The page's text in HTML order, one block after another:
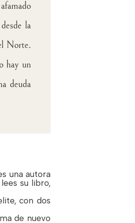
la
Norte.
hay un
deuda
una autora
su libro,
con dos
de nuevo